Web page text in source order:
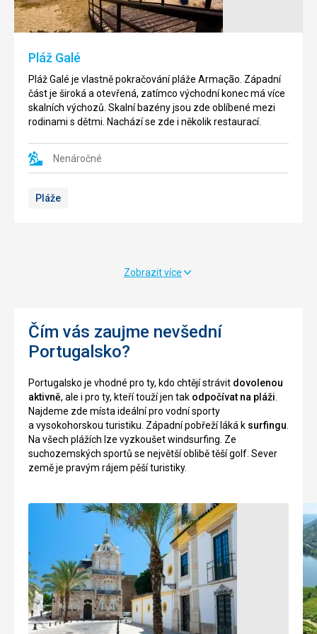
Pláž Galé
P lážGalé je vlastněpokračovánípláže Armação Západní
částje široká a otevřená, zatímco východní konec má více
skalních výchozů . Skalní bazény jsou zde oblíbené mezi
rodinami s dětmi. Nachází se zde i několik restaurací.
Nenáročné
Pláže
Maják
Ponta
da
nachází
oblasti
Lagos.
sobě
není
zajímavý,
zbudována
retaurace.
Nenáročné
Historické
stavby
Přírodní
zajímavosti
Pláž
Praia
do
nachází
západní
Díky
ideální
větrným
něco
jižním
pobřeží
proudy
mají
tendenci
opatrnost.
Nenáročné
Pláže
Zobrazit více
Čím vás zaujme nevšední
Portugalsko?
Portugalsko je vhodné pro ty, kdo chtějí strávit dovolenou
aktivně, ale i pro ty, kteří touží jen tak odpočívat na pláži
Najdeme zde místa ideální pro vodní sporty
a vysokohorskou turistiku. Západní pobřeží láká k surfingu
Na všech plážích lze vyzkoušet windsurfing. Ze
suchozemských sportů se největší oblibě těší golf. Sever
země je pravým rájem pěší turistiky.